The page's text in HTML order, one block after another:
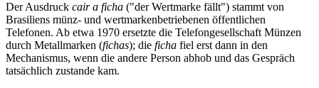
Der Ausdruck cair a ficha ("der Wertmarke fällt") stammt von
Brasiliens münz- und wertmarkenbetriebenen öffentlichen
Telefonen. Ab etwa 1970 ersetzte die Telefongesellschaft Münzen
durch Metallmarken (fichas); die ficha fiel erst dann in den
Mechanismus, wenn die andere Person abhob und das Gespräch
tatsächlich zustande kam.